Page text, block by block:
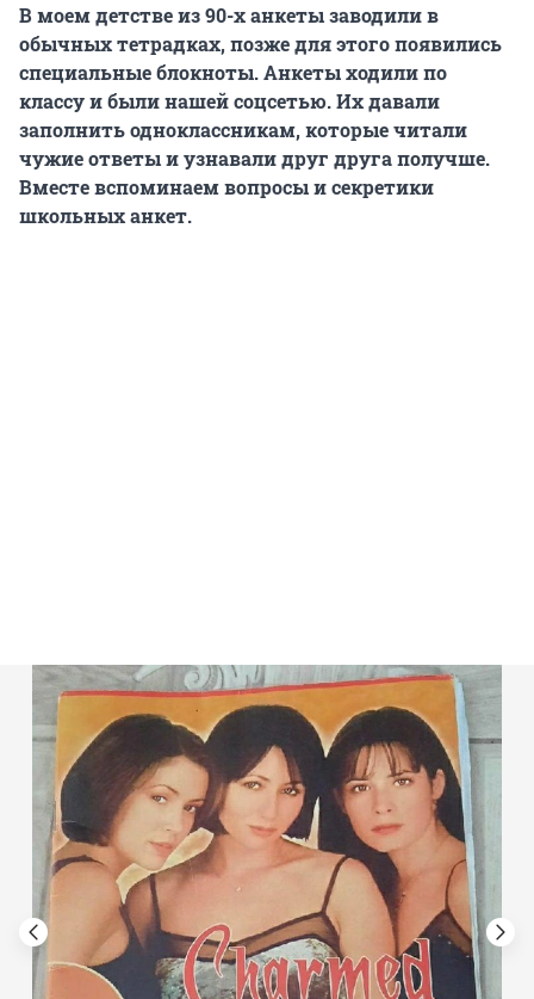
В моем детстве из 90-х анкеты заводили в
обычных тетрадках, позже для этого появились
специальные блокноты. Анкеты ходили по
классу и были нашей соцсетью. Их давали
заполнить одноклассникам, которые читали
чужие ответы и узнавали друг друга получше.
Вместе вспоминаем вопросы и секретики
школьных анкет.